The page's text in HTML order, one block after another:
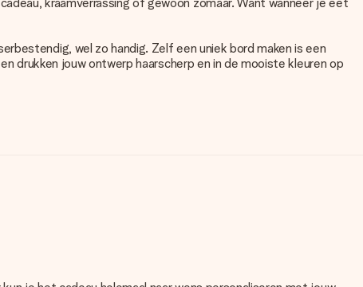
wel zo handig. Zelf een uniek bord maken is een
drukken jouw ontwerp haarscherp en in de mooiste kleuren op